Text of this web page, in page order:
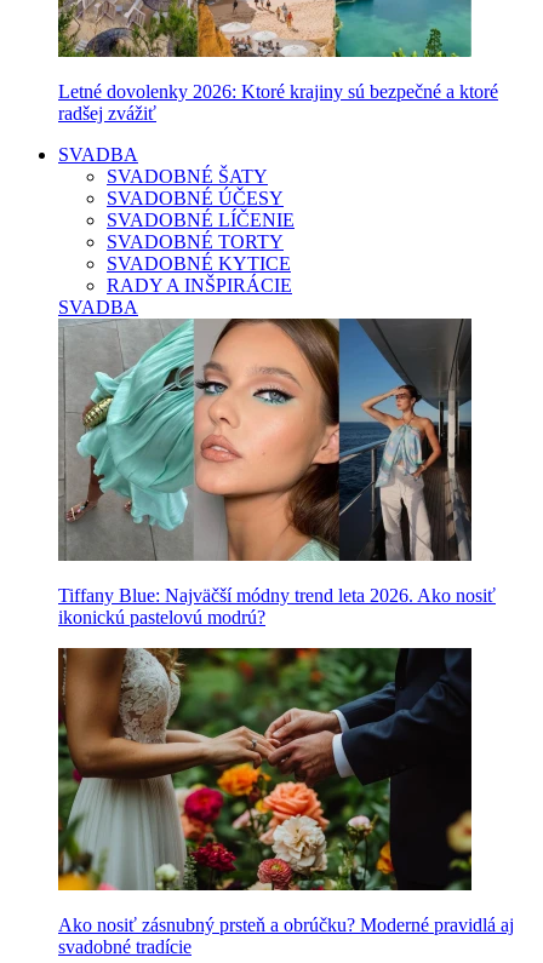
Letné dovolenky 2026: Ktoré krajiny sú bezpečné a ktoré
radšej zvážiť
SVADBA
SVADOBNÉ ŠATY
SVADOBNÉ ÚČESY
SVADOBNÉ LÍČENIE
SVADOBNÉ TORTY
SVADOBNÉ KYTICE
RADY A INŠPIRÁCIE
SVADBA
Tiffany Blue: Najväčší módny trend leta 2026. Ako nosiť
ikonickú pastelovú modrú?
Ako nosiť zásnubný prsteň a obrúčku? Moderné pravidlá aj
svadobné tradície